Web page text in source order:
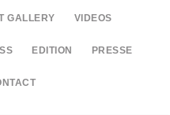
GALLERY VIDEOS
EDITION PRESSE